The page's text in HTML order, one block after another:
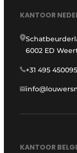
KANTOOR
6002 ED
+31 495 450095
KANTOOR